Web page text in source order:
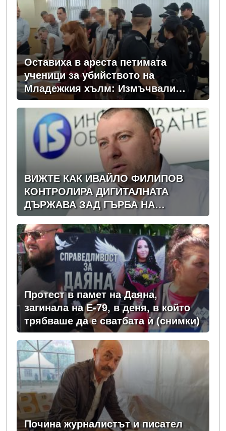
Оставиха в ареста петимата
ученици за убийството на
Младежкия хълм: Измъчвали
Георги час, гаврили се с него и го
обрали
ВИЖТЕ КАК ИВАЙЛО ФИЛИПОВ
КОНТРОЛИРА ДИГИТАЛНАТА
ДЪРЖАВА ЗАД ГЪРБА НА
ПРАВИТЕЛСТВОТО?
(РАЗСЛЕДВАНЕ)
Протест в памет на Даяна,
загинала на Е-79, в деня, в който
трябваше да е сватбата ѝ (снимки)
Почина журналистът и писател